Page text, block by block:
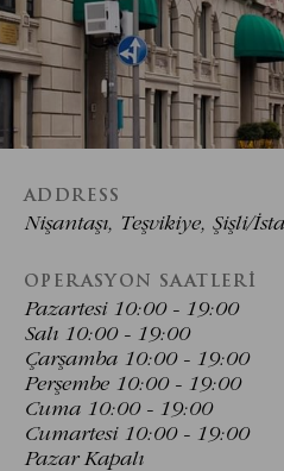
ADDRESS
Nişantaşı, Teşvikiye, Şişli/
OPERASYON SAATLERI
Pazartesi 10:00 - 19:00
Salı 10:00 - 19:00
Çarşamba 10:00 - 19:00
Perşembe 10:00 - 19:00
Cuma 10:00 - 19:00
Cumartesi 10:00 - 19:00
Pazar Kapalı